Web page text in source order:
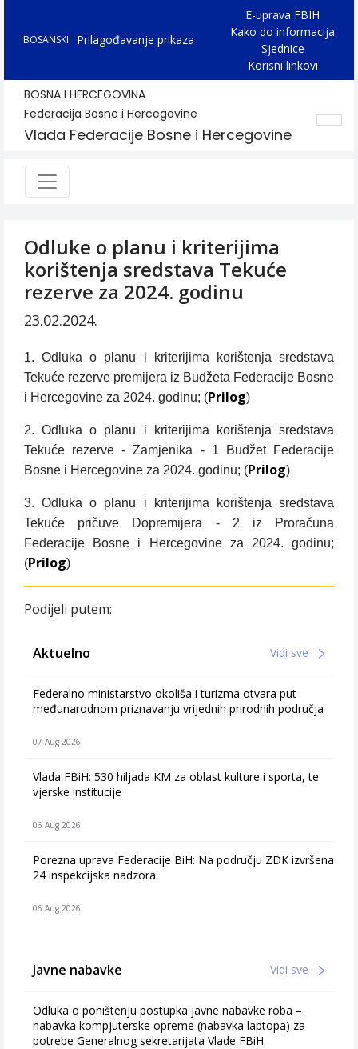
BOSANSKI Prilagođavanje prikaza
E-uprava FBIH
Kako do informacija
Sjednice
Korisni linkovi
BOSNA I HERCEGOVINA
Federacija Bosne i Hercegovine
Vlada Federacije Bosne i Hercegovine
Odluke o planu i kriterijima
korištenja sredstava Tekuće
rezerve za 2024. godinu
23.02.2024.
1. Odluka o planu i kriterijima korištenja sredstava
Tekuće rezerve premijera iz Budžeta Federacije Bosne
i Hercegovine za 2024. godinu; (Prilog)
2. Odluka o planu i kriterijima korištenja sredstava
Tekuće rezerve - Zamjenika - 1 Budžet Federacije
Bosne i Hercegovine za 2024. godinu; (Prilog)
3. Odluka o planu i kriterijima korištenja sredstava
Tekuće pričuve Dopremijera - 2 iz Proračuna
Federacije Bosne i Hercegovine za 2024. godinu;
(Prilog)
Podijeli putem:
Aktuelno Vidi sve
Federalno ministarstvo okoliša i turizma otvara put
međunarodnom priznavanju vrijednih prirodnih područja
07 Aug 2026
Vlada FBiH: 530 hiljada KM za oblast kulture i sporta, te
vjerske institucije
06 Aug 2026
Porezna uprava Federacije BiH: Na području ZDK izvršena
24 inspekcijska nadzora
06 Aug 2026
Javne nabavke Vidi sve
Odluka o poništenju postupka javne nabavke roba –
nabavka kompjuterske opreme (nabavka laptopa) za
potrebe Generalnog sekretarijata Vlade FBiH